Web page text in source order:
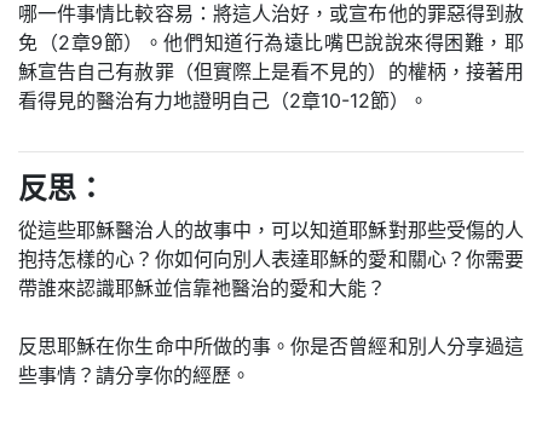
哪一件事情比較容易：將這人治好，或宣布他的罪惡得到赦
免（2章9節）。他們知道行為遠比嘴巴說說來得困難，耶
穌宣告自己有赦罪（但實際上是看不見的）的權柄，接著用
看得見的醫治有力地證明自己（2章10-12節）。
反思：
從這些耶穌醫治人的故事中，可以知道耶穌對那些受傷的人
抱持怎樣的心？你如何向別人表達耶穌的愛和關心？你需要
帶誰來認識耶穌並信靠祂醫治的愛和大能？
反思耶穌在你生命中所做的事。你是否曾經和別人分享過這
些事情？請分享你的經歷。